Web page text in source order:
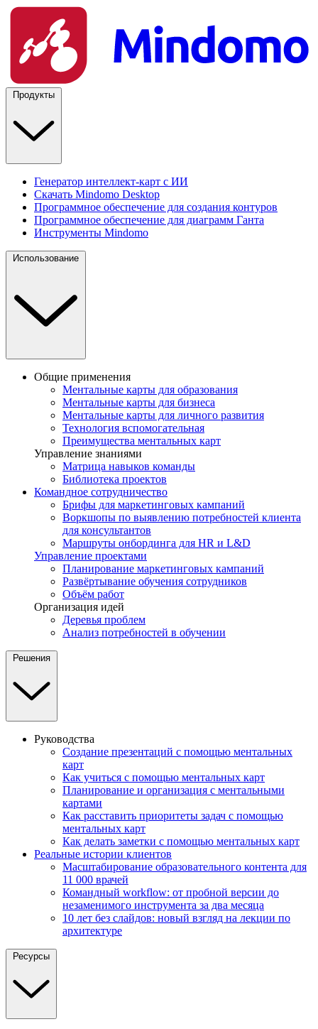
Продукты
Генератор интеллект-карт с ИИ
Скачать Mindomo Desktop
Программное обеспечение для создания контуров
Программное обеспечение для диаграмм Ганта
Инструменты Mindomo
Использование
Общие применения
Ментальные карты для образования
Ментальные карты для бизнеса
Ментальные карты для личного развития
Технология вспомогательная
Преимущества ментальных карт
Управление знаниями
Матрица навыков команды
Библиотека проектов
Командное сотрудничество
Брифы для маркетинговых кампаний
Воркшопы по выявлению потребностей клиента
для консультантов
Маршруты онбординга для HR и L&D
Управление проектами
Планирование маркетинговых кампаний
Развёртывание обучения сотрудников
Объём работ
Организация идей
Деревья проблем
Анализ потребностей в обучении
Решения
Руководства
Создание презентаций с помощью ментальных
карт
Как учиться с помощью ментальных карт
Планирование и организация с ментальными
картами
Как расставить приоритеты задач с помощью
ментальных карт
Как делать заметки с помощью ментальных карт
Реальные истории клиентов
Масштабирование образовательного контента для
11 000 врачей
Командный workflow: от пробной версии до
незаменимого инструмента за два месяца
10 лет без слайдов: новый взгляд на лекции по
архитектуре
Ресурсы